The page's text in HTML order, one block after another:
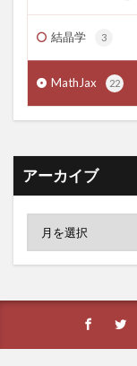
結晶学 3
MathJax 22
アーカイブ